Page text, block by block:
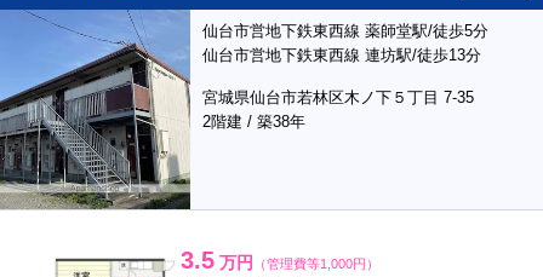
仙台市営地下鉄東西線 薬師堂駅/徒歩5分
仙台市営地下鉄東西線 連坊駅/徒歩13分
宮城県仙台市若林区木ノ下５丁目 7-35
2階建 / 築38年
3.5 万円 （管理費等1,000円）